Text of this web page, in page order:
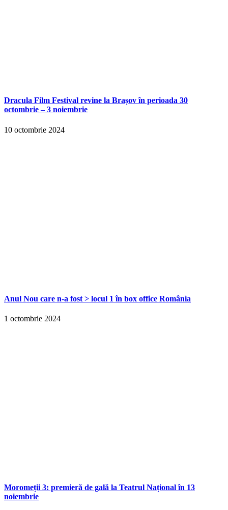
Dracula Film Festival revine la Brașov în perioada 30
octombrie – 3 noiembrie
10 octombrie 2024
Anul Nou care n-a fost > locul 1 în box office România
1 octombrie 2024
Moromeții 3: premieră de gală la Teatrul Național în 13
noiembrie